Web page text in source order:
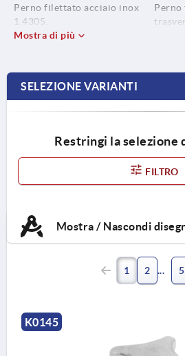
Perno filettato acciaio inox
1.4305.
Perno
Mostra di più
SELEZIONE VARIANTI
Restringi la selezione
FILTRO
Mostra / Nascondi
1 2 5
K0145